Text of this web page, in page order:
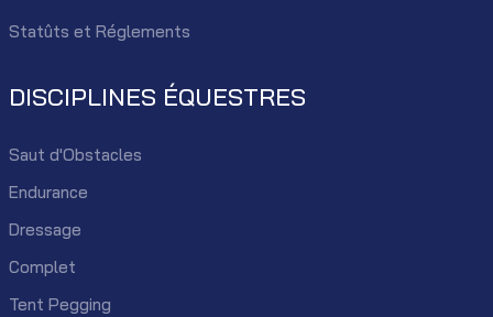
Statûts et Réglements
DISCIPLINES ÉQUESTRES
Saut d'Obstacles
Endurance
Dressage
Complet
Tent Pegging